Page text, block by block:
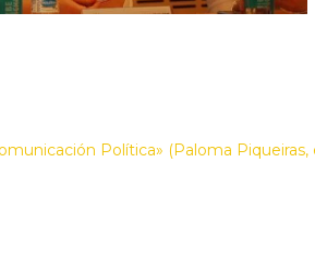
Política» (Paloma Piqueiras,